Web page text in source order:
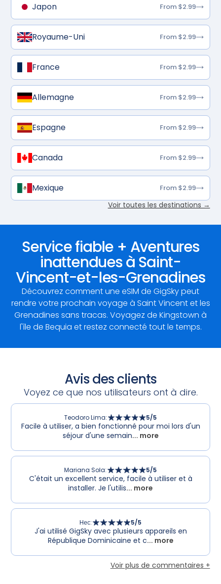
Japon From $2.99
Royaume-Uni From $2.99
France From $2.99
Allemagne From $2.99
Espagne From $2.99
Canada From $2.99
Mexique From $2.99
Voir toutes les destinations →
Service fiable + Aventures
inattendues à Saint-
Vincent-et-les-Grenadines
Découvrez comment une eSIM de GigSky peut
rendre votre prochain voyage à Saint Vincent et les
Grenadines sans tracas. Voyagez de Kingstown à
l'île de Bequia et restez connecté tout le temps.
Avis des clients
Voyez ce que nos utilisateurs ont à dire.
Teodoro Lima: 5/5
Facile à utiliser, a bien fonctionné pour moi lors d'un
séjour d'une semain... more
Mariana Sola: 5/5
C'était un excellent service, facile à utiliser et à
installer. Je l'utilis... more
Нес: 5/5
J'ai utilisé GigSky avec plusieurs appareils en
République Dominicaine et c... more
Voir plus de commentaires +